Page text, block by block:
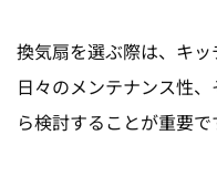
換気扇を選ぶ際は、キッ
日々のメンテナンス性
ら検討することが重要で